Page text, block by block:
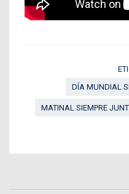
DÍA MUNDIAL
MATINAL SIEMPRE